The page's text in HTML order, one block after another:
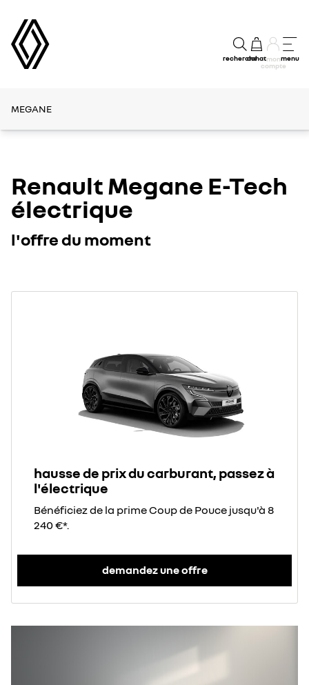
rechercheachatmon
compte
menu
MEGANE
Renault Megane E-Tech
électrique
l'offre du moment
hausse de prix du carburant, passez à
l'électrique
Bénéficiez de la prime Coup de Pouce jusqu'à 8
240 €*.
demandez une offre